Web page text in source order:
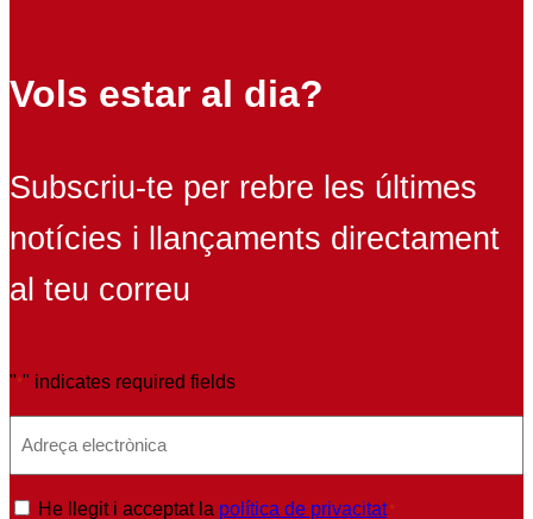
Vols estar al dia?
Subscriu-te per rebre les últimes
notícies i llançaments directament
al teu correu
"*" indicates required fields
P
He llegit i acceptat la política de privacitat *